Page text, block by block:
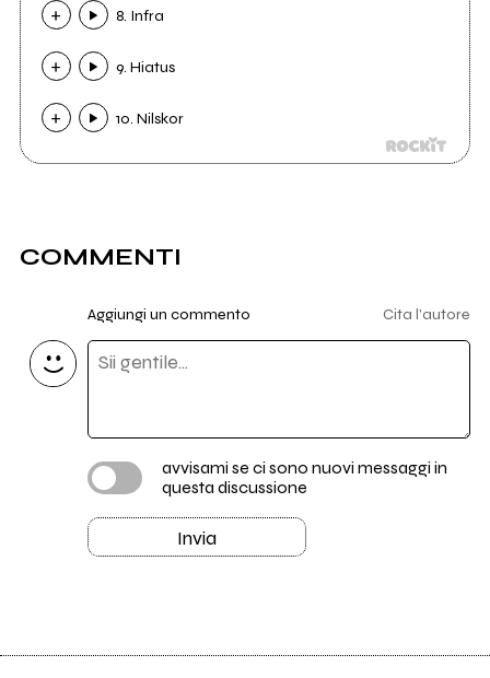
8. Infra
9. Hiatus
10. Nilskor
COMMENTI
Aggiungi un commento Cita l'autore
avvisami se ci sono nuovi messaggi in
questa discussione
Invia